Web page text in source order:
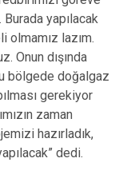
yapılacak
olmamız lazım.
Onun dışında
bölgede doğalgaz
gerekiyor
zaman
hazırladık,
dedi.